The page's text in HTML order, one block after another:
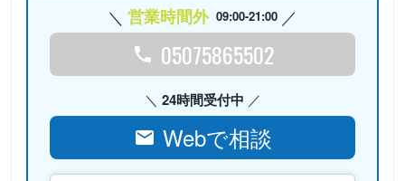
営業時間外 09:00-21:00
05075865502
24時間受付中
Webで相談